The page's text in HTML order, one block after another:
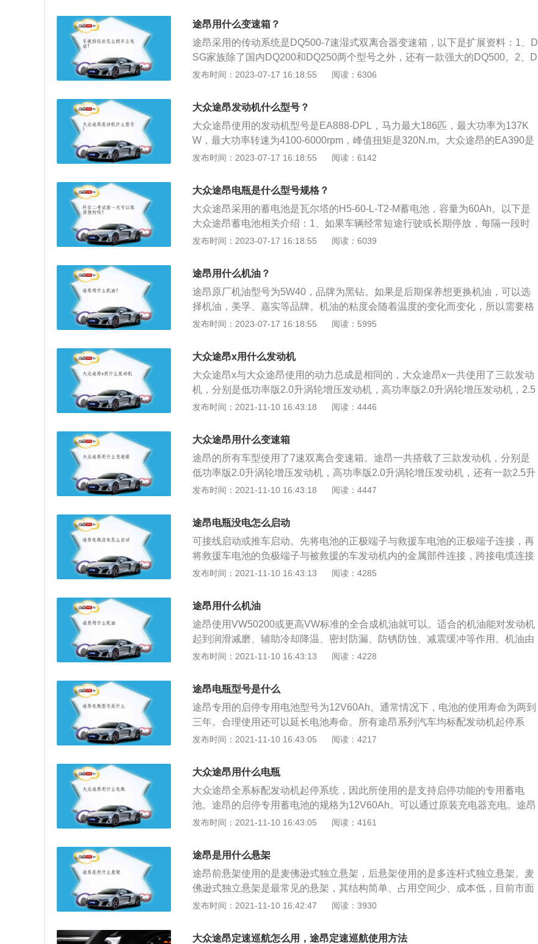
为乘用车、轻卡（SUV、RV等）、货车、巴士和专用赛车提供子午轮胎。韩泰
在全球有五家研发中心，确保韩泰轮胎能够满足每个区域消费者的需求和提升消
费者满意度。途昂一共使用了四种不同尺寸的轮胎：1、265/45r21：表示轮胎的
的轮圈上。具体车型：途昂2023款530v6四驱尊崇旗舰版。（数据来源有驾官
线轮胎，19代表能安装在19英寸的轮圈上。具体车型：途昂2023款380TSI四驱
豪华版。（数据来源有驾官网）3、255/50r20：表示轮胎的宽度为255mm(毫
米），扁平比为50，r表示子午线轮胎，20代表能安装在20英寸的轮圈上。具体
车型：途昂2023款380TSI四驱尊享豪华版。（数据来源有驾官网）4、245/60/r1
能安装在18英寸的轮圈上。轮胎是在各种车辆或机械上装配的接地滚动的圆环形
弹性橡胶制品，轮胎通常安装在金属轮辋上，能支撑车身、缓冲外界冲击、实现
与路面的接触并保证车辆的行驶性能。
防止汽车零部件受到剧烈震动和早期损坏。3、适应车辆的高速性能并降低行驶
时的噪音，保证行驶的安全性、操纵稳定性、舒适性和节能经济性。
途昂用什么变速箱？
途昂采用的传动系统是DQ500-7速湿式双离合器变速箱，以下是扩展资料：1、D
SG家族除了国内DQ200和DQ250两个型号之外，还有一款强大的DQ500。2、D
Q500于2009年正式推出，是吸取DQ250设计经验后开发的7速湿式双离合变速
速箱结合手动变速箱和自动变速箱的优点，没有使用变矩器，采用了两套离合器
相互交替工作，来到达无间隙换挡效果。
发布时间：2023-07-17 16:18:55 阅读：6306
大众途昂发动机什么型号？
大众途昂使用的发动机型号是EA888-DPL，马力最大186匹，最大功率为137K
W，最大功率转速为4100-6000rpm，峰值扭矩是320N.m。大众途昂的EA390是
進口发动机，出产地是大众在法国Salzgitter的加工厂。大众途昂的发动机日常可
系统的附加装置和使用条件选用SD--SF级汽油机油；柴油发动机则要根据机械负
荷选用CB--CD级柴油机油，选用标准以不低于生产厂家规定要求为准;定期更换
机油及滤芯。任何质量等级的润滑油在使用过程中油质都会发生变化。到一定里
程之后，性能恶化，会给发动机带来种种问题。为了避免故障的发生，应结合使
用条件定期换油，并使油量适中;机油从滤清器的细孔通过时把油中的固体颗粒和
开安全阀，从旁通阀通过，仍把脏物带回润滑部位，促使发动机磨损，内部的污
染加剧;定期清洗曲轴箱。发动机在运转过程中，燃烧室内的高压未燃烧气体、
酸、水分、硫和氮的氧化物经过活塞环与缸壁之间的间隙进入曲轴箱中，与零件
出，堵塞滤清器和油孔，造成发动机润滑困难，引起磨损；定期使用水箱清洗剂
和发动机的整体寿命。
发布时间：2023-07-17 16:18:55 阅读：6142
大众途昂电瓶是什么型号规格？
大众途昂采用的蓄电池是瓦尔塔的H5-60-L-T2-M蓄电池，容量为60Ah。以下是
大众途昂蓄电池相关介绍：1、如果车辆经常短途行驶或长期停放，每隔一段时
间启动发动机并保持怠速不低于半个小时，以此来为电池充电。2、尽量减少发
坏。3、离开车辆时最好确保车上所有门窗以及用电设备都已经关闭，避免用电
设备彻夜工作导致第二天车辆打不着火。
发布时间：2023-07-17 16:18:55 阅读：6039
途昂用什么机油？
途昂原厂机油型号为5W40，品牌为黑钻。如果是后期保养想更换机油，可以选
择机油，美孚、嘉实等品牌。机油的粘度会随着温度的变化而变化，所以需要格
外注意，在低温和高温状态下的性能。比如说5W-30，前面的数字表示低温流动
车低温冷启动就会更顺畅，后面的数字代表机油在100℃时的运动粘度，数值越
高越能在高温下保持粘度指标，也可以理解为在高温状态下的润滑性能更好。途
昂的机油更换的方法如下：等待发动机温度降下来，同时也好让机油都回流到油
底壳；用扳手拧松油滴螺丝，用油盆接住油滴内的旧机油，直到没有机油不流为
止，启动一下发动机工作30秒即可，让主油道内的机油流出；用专用扳手拧下机
油在发动机气门室盖的加油口加入，一般是一桶机油加到4分之三即可；起动发
动机工作5分钟，观察油底螺丝和机油滤清器处是否有漏油，如有应检修；发动
机停止后，拔下机油标尺，检查发动机机油在标准范围内即可。
发布时间：2023-07-17 16:18:55 阅读：5995
大众途昂x用什么发动机
大众途昂x与大众途昂使用的动力总成是相同的，大众途昂x一共使用了三款发动
机，分别是低功率版2.0升涡轮增压发动机，高功率版2.0升涡轮增压发动机，2.5
升涡轮增压发动机。途昂x的低功率版2.0升涡轮增压发动机拥有186马力和320牛
速为4100到6000转每分钟。这款发动机搭载了混合喷射技术，并且使用了铝合金
缸盖和铸铁缸体。与这款发动机匹配的是7速双离合变速箱。高功率版2.0升涡轮
增压发动机拥有220马力和350牛米的最大扭矩，这款发动机的最大扭矩转速为15
00到4400转每分钟，最大功率转速为4500到6200转每分钟。这款发动机搭载了
缸内直喷技术，并且使用了铝合金缸盖和铸铁缸体。与这款发动机匹配的是7速
发动机的最大扭矩转速为2750到3500转每分钟，最大功率转速为6000转每分
钟。这款发动机搭载了缸内直喷技术，并且使用了铝合金缸盖。与这款发动机匹
配的是7速双离合变速箱。
发布时间：2021-11-10 16:43:18 阅读：4446
大众途昂用什么变速箱
途昂的所有车型使用了7速双离合变速箱。途昂一共搭载了三款发动机，分别是
低功率版2.0升涡轮增压发动机，高功率版2.0升涡轮增压发动机，还有一款2.5升
v6涡轮增压发动机。低功率版2.0升涡轮增压发动机最大功率为137kw，最大扭矩
0转每分钟。这款发动机搭载了混合喷射技术，并且使用了铝合金缸盖和铸铁缸
体。高功率版2.0升涡轮增压发动机最大功率为162kw，最大扭矩为350牛米，最
大功率转速为4500到6200转每分钟，最大扭矩转速为1500到4400转每分钟。这
款发动机搭载了缸内直喷技术，并且使用了铝合金缸盖和铸铁缸体。2.5升涡轮增
压发动机最大功率为220kw，最大扭矩为500牛米，最大功率转速为6000转每分
且使用了铝合金缸盖。途昂是一款中大型suv，这款车的前悬架使用了麦弗逊式
独立悬架，后悬架使用了多连杆独立悬架。这款车的车身尺寸是比较大的，车内
空间也是比较大的。
发布时间：2021-11-10 16:43:18 阅读：4447
途昂电瓶没电怎么启动
可接线启动或推车启动。先将电池的正极端子与救援车电池的正极端子连接，再
将救援车电池的负极端子与被救援的车发动机内的金属部件连接，跨接电缆连接
完成后，发动机可以起动。电池的寿命一般为2到3年。过了这段时间，平时要特
发动一次给电池充电。汽车电池要经常充电，长时间不用会慢慢放电，直到报
废。同时电池怕低温。在低温环境下，电池的容量比常温下低得多。所以日常生
活中要注意:避免在露天停车场长时间停车。每隔一小段时间清洁一次蓄电池端
子，并涂上专用润滑脂以保护线束。务必检查电池上的附件和连接线。汽车熄火
后禁止使用汽车电器，单独使用电池不发电会对发动机造成损坏。如果长时间停
发布时间：2021-11-10 16:43:13 阅读：4285
途昂用什么机油
途昂使用VW50200或更高VW标准的全合成机油就可以。适合的机油能对发动机
起到润滑减磨、辅助冷却降温、密封防漏、防锈防蚀、减震缓冲等作用。机油由
基础油和添加剂两部分组成。基础油是润滑油的主要成分，决定着润滑油的基本
滑油的重要组成部分。发动机机油是影响发动机功能和使用寿命的重要因素，发
动机机油品质不仅须符合发动机及排气净化系统的要求，并且须与燃油品质相匹
配。因发动机工作过程中发动机机油始终与燃烧残留物及燃油保持接触状态，从
而加速机油的老化过程。在换机油时，一定要将车子用举升机升起来，将旧机油
放干净，然后再加入新机油。加新机油时油底壳机油量应控制在机油尺的上下刻
增大，造成不必要的功率损失。
发布时间：2021-11-10 16:43:13 阅读：4228
途昂电瓶型号是什么
途昂专用的启停专用电池型号为12V60Ah。通常情况下，电池的使用寿命为两到
三年。合理使用还可以延长电池寿命。所有途昂系列汽车均标配发动机起停系
统，因此它们使用支持起停功能的专用电池。电池是汽车必不可少的部分，可以
电期间产生的水分解量低，并且水蒸发量也低。另外，将壳密封并释放出硫酸气
体。因此可以与传统电池进行比较。它的优点是不需要添加任何液体，连接桩
头，蓄电时间长。通常，汽车越新，尤其是在汽车陈旧之后，由于电动机易于使
用，电池易于使用，发电机易于使用且电池可以充满电，因此，可以节省更多的
电池。
发布时间：2021-11-10 16:43:05 阅读：4217
大众途昂用什么电瓶
大众途昂全系标配发动机起停系统，因此所使用的是支持启停功能的专用蓄电
池。途昂的启停专用蓄电池的规格为12V60Ah。可以通过原装充电器充电。途昂
是上汽大众集团推出的全新中大型SUV,长宽高为5039×1989×1773mm,提供两个
配的电瓶产品，一般在一年到八年之间需要进行更换，否则会影响汽车的驾驶。
发布时间：2021-11-10 16:43:05 阅读：4161
途昂是用什么悬架
途昂前悬架使用的是麦佛逊式独立悬架，后悬架使用的是多连杆式独立悬架。麦
佛逊式独立悬架是最常见的悬架，其结构简单、占用空间少、成本低，目前市面
上90%的汽车使用的都是麦佛逊式独立悬架。悬架主要包括独立悬架和非独立悬
非独立性悬架更好，可以承受非常大的扭力。常见的非独立悬架主要有扭力梁式
发布时间：2021-11-10 16:42:47 阅读：3930
大众途昂定速巡航怎么用，途昂定速巡航使用方法